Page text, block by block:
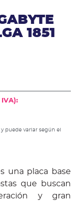
1851
IVA):
puede variar según el
una placa base
que buscan
y gran